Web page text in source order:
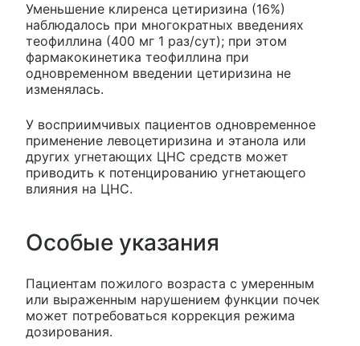
Уменьшение клиренса цетиризина (16%)
наблюдалось при многократных введениях
теофиллина (400 мг 1 раз/сут); при этом
фармакокинетика теофиллина при
одновременном введении цетиризина не
изменялась.
У восприимчивых пациентов одновременное
применение левоцетиризина и этанола или
других угнетающих ЦНС средств может
приводить к потенцированию угнетающего
влияния на ЦНС.
Особые указания
Пациентам пожилого возраста с умеренным
или выраженным нарушением функции почек
может потребоваться коррекция режима
дозирования.